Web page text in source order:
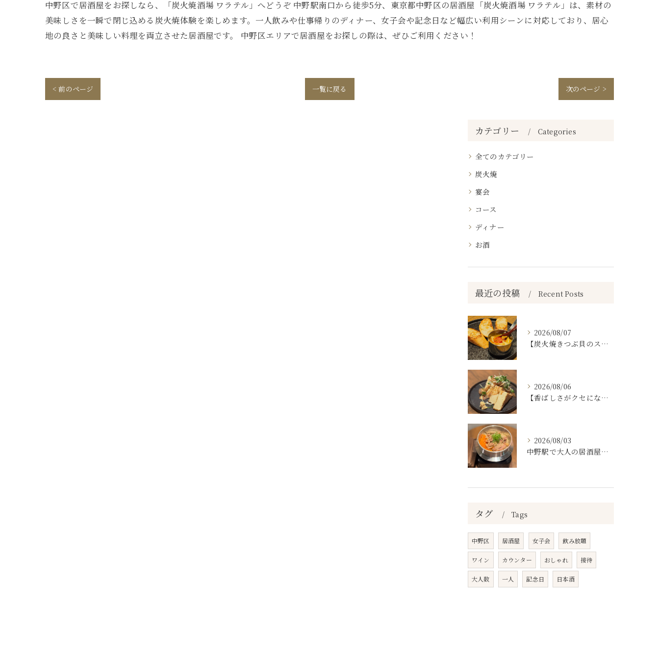
中野区で居酒屋をお探しなら、「炭火焼酒場 ワラテル」へどうぞ 中野駅南口から徒歩5分、東京都中野区の居酒屋「炭火焼酒場 ワラテル」は、素材の
美味しさを一瞬で閉じ込める炭火焼体験を楽しめます。一人飲みや仕事帰りのディナー、女子会や記念日など幅広い利用シーンに対応しており、居心
地の良さと美味しい料理を両立させた居酒屋です。 中野区エリアで居酒屋をお探しの際は、ぜひご利用ください！
< 前のページ 一覧に戻る 次のページ >
カテゴリー Categories
全てのカテゴリー
炭火焼
宴会
コース
ディナー
お酒
最近の投稿 Recent Posts
2026/08/07
【炭火焼きつぶ貝のスパニッシュアヒージョ🐚🔥】
2026/08/06
【香ばしさがクセになる。
2026/08/03
中野駅で大人の居酒屋をお探しならぜひワラテルへ！
タグ Tags
中野区 居酒屋 女子会 飲み放題
ワイン カウンター おしゃれ 接待
大人数 一人 記念日 日本酒